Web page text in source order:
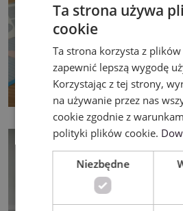
Ta strona używa
cookie
Ta strona korzysta z
zapewnić lepszą wygodę
Korzystając z tej strony,
na używanie przez nas
cookie zgodnie z
polityki plików cookie.
Niezbędne